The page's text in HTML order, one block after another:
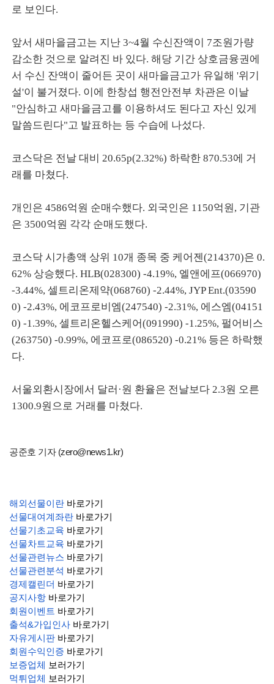
로 보인다.
앞서 새마을금고는 지난 3~4월 수신잔액이 7조원가량
감소한 것으로 알려진 바 있다. 해당 기간 상호금융권에
서 수신 잔액이 줄어든 곳이 새마을금고가 유일해 '위기
설'이 불거졌다. 이에 한창섭 행전안전부 차관은 이날
"안심하고 새마을금고를 이용하셔도 된다고 자신 있게
말씀드린다"고 발표하는 등 수습에 나섰다.
코스닥은 전날 대비 20.65p(2.32%) 하락한 870.53에 거
래를 마쳤다.
개인은 4586억원 순매수했다. 외국인은 1150억원, 기관
은 3500억원 각각 순매도했다.
코스닥 시가총액 상위 10개 종목 중 케어젠(214370)은 0.
62% 상승했다. HLB(028300) -4.19%, 엘앤에프(066970)
-3.44%, 셀트리온제약(068760) -2.44%, JYP Ent.(03590
0) -2.43%, 에코프로비엠(247540) -2.31%, 에스엠(04151
0) -1.39%, 셀트리온헬스케어(091990) -1.25%, 펄어비스
(263750) -0.99%, 에코프로(086520) -0.21% 등은 하락했
다.
서울외환시장에서 달러·원 환율은 전날보다 2.3원 오른
1300.9원으로 거래를 마쳤다.
공준호 기자 (zero@news1.kr)
해외선물이란 바로가기
선물대여계좌란 바로가기
선물기초교육 바로가기
선물차트교육 바로가기
선물관련뉴스 바로가기
선물관련분석 바로가기
경제캘린더 바로가기
공지사항 바로가기
회원이벤트 바로가기
출석&가입인사 바로가기
자유게시판 바로가기
회원수익인증 바로가기
보증업체
보러가기
먹튀업체
보러가기